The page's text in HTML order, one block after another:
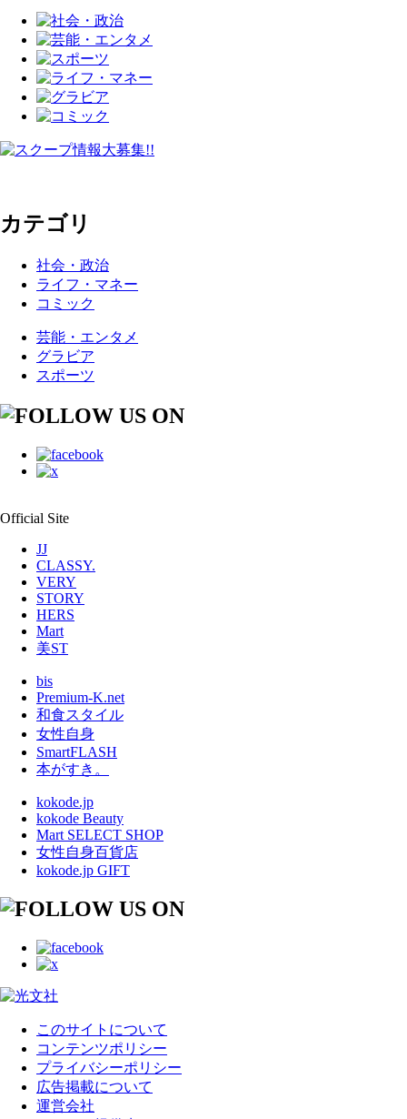
カテゴリ
社会・政治
ライフ・マネー
コミック
芸能・エンタメ
グラビア
スポーツ
Official Site
JJ
CLASSY.
VERY
STORY
HERS
Mart
美ST
bis
Premium-K.net
和食スタイル
女性自身
SmartFLASH
本がすき。
kokode.jp
kokode Beauty
Mart SELECT SHOP
女性自身百貨店
kokode.jp GIFT
このサイトについて
コンテンツポリシー
プライバシーポリシー
広告掲載について
運営会社